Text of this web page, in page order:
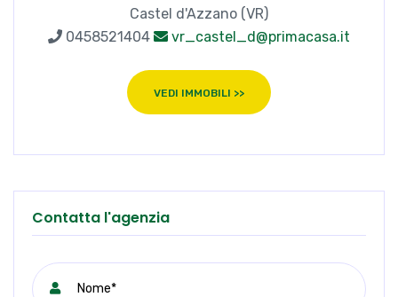
Castel d'Azzano (VR)
0458521404
vr_castel_d@primacasa.it
VEDI IMMOBILI >>
Contatta l'agenzia